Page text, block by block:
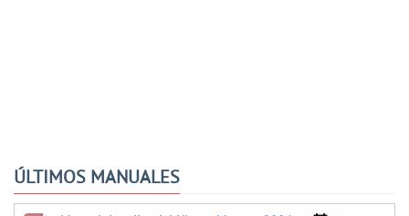
ÚLTIMOS MANUALES